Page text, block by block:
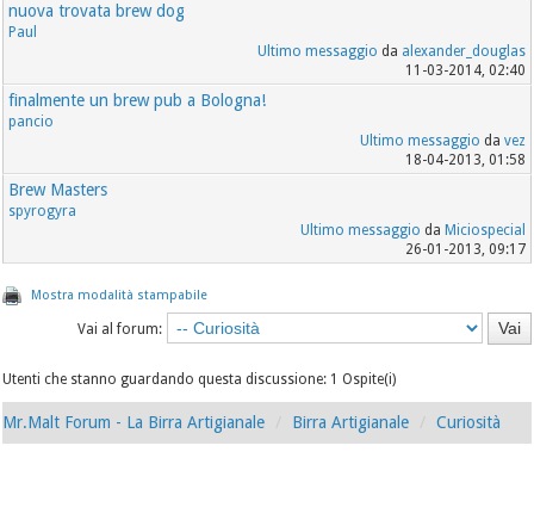
nuova trovata brew dog
Paul
Ultimo messaggio da alexander_douglas
11-03-2014, 02:40
finalmente un brew pub a Bologna!
pancio
Ultimo messaggio da vez
18-04-2013, 01:58
Brew Masters
spyrogyra
Ultimo messaggio da Miciospecial
26-01-2013, 09:17
Mostra modalità stampabile
Vai al forum:
Utenti che stanno guardando questa discussione: 1 Ospite(i)
Mr.Malt Forum - La Birra Artigianale Birra Artigianale Curiosità